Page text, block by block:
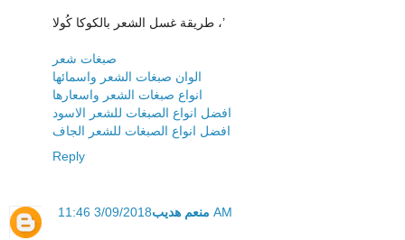
طريقة غسل الشعر بالكوكا كُولا ،’
صبغات شعر
الوان صبغات الشعر واسمائها
انواع صبغات الشعر واسعارها
افضل انواع الصبغات للشعر الاسود
افضل انواع الصبغات للشعر الجاف
Reply
منعم هديب 3/09/2018 11:46 AM